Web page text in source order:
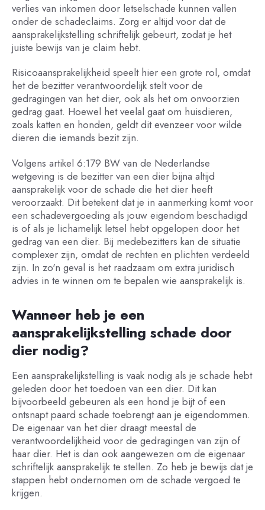
verlies van inkomen door letselschade kunnen vallen
onder de schadeclaims. Zorg er altijd voor dat de
aansprakelijkstelling schriftelijk gebeurt, zodat je het
juiste bewijs van je claim hebt.
Risicoaansprakelijkheid speelt hier een grote rol, omdat
het de bezitter verantwoordelijk stelt voor de
gedragingen van het dier, ook als het om onvoorzien
gedrag gaat. Hoewel het veelal gaat om huisdieren,
zoals katten en honden, geldt dit evenzeer voor wilde
dieren die iemands bezit zijn.
Volgens artikel 6:179 BW van de Nederlandse
wetgeving is de bezitter van een dier bijna altijd
aansprakelijk voor de schade die het dier heeft
veroorzaakt. Dit betekent dat je in aanmerking komt voor
een schadevergoeding als jouw eigendom beschadigd
is of als je lichamelijk letsel hebt opgelopen door het
gedrag van een dier. Bij medebezitters kan de situatie
complexer zijn, omdat de rechten en plichten verdeeld
zijn. In zo'n geval is het raadzaam om extra juridisch
advies in te winnen om te bepalen wie aansprakelijk is.
Wanneer heb je een
aansprakelijkstelling schade door
dier nodig?
Een aansprakelijkstelling is vaak nodig als je schade hebt
geleden door het toedoen van een dier. Dit kan
bijvoorbeeld gebeuren als een hond je bijt of een
ontsnapt paard schade toebrengt aan je eigendommen.
De eigenaar van het dier draagt meestal de
verantwoordelijkheid voor de gedragingen van zijn of
haar dier. Het is dan ook aangewezen om de eigenaar
schriftelijk aansprakelijk te stellen. Zo heb je bewijs dat je
stappen hebt ondernomen om de schade vergoed te
krijgen.